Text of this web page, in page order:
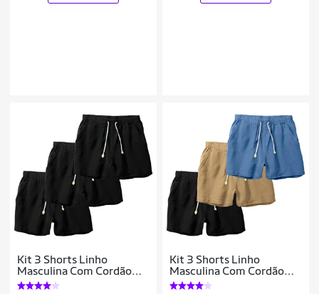
Kit 3 Shorts Linho
Masculina Com Cordão
Bermuda Casual Verão
Kit 3 Shorts Linho
Masculina Com Cordão
Bermuda Casual Verão